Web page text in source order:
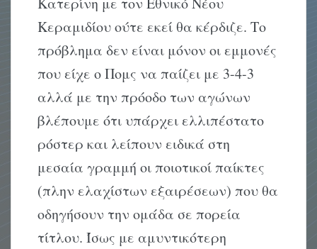
Κεραμιδίου ούτε εκεί θα κέρδιζε. Το
πρόβλημα δεν είναι μόνον οι εμμονές
που είχε ο Πομς να παίζει με 3-4-3
αλλά με την πρόοδο των αγώνων
βλέπουμε ότι υπάρχει ελλιπέστατο
ρόστερ και λείπουν ειδικά στη
μεσαία γραμμή οι ποιοτικοί παίκτες
(πλην ελαχίστων εξαιρέσεων) που θα
οδηγήσουν την ομάδα σε πορεία
τίτλου. Ίσως με αμυντικότερη